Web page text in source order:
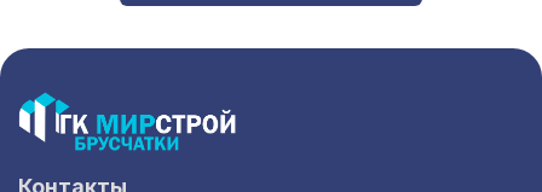
Контакты